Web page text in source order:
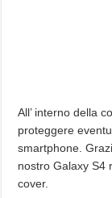
All’ interno della
proteggere
smartphone.
nostro Galaxy S4
cover.